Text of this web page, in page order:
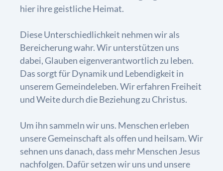
hier ihre geistliche Heimat.
Diese Unterschiedlichkeit nehmen wir als
Bereicherung wahr. Wir unterstützen uns
dabei, Glauben eigenverantwortlich zu leben.
Das sorgt für Dynamik und Lebendigkeit in
unserem Gemeindeleben. Wir erfahren Freiheit
und Weite durch die Beziehung zu Christus.
Um ihn sammeln wir uns. Menschen erleben
unsere Gemeinschaft als offen und heilsam. Wir
sehnen uns danach, dass mehr Menschen Jesus
nachfolgen. Dafür setzen wir uns und unsere